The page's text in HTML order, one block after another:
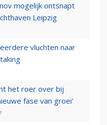
mogelijk ontsnapt
Leipzig
vluchten naar
het roer over bij
fase van groei'